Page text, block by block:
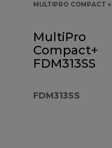
MULTIPRO COMPACT +
MultiPro
Compact+
FDM313SS
FDM313SS